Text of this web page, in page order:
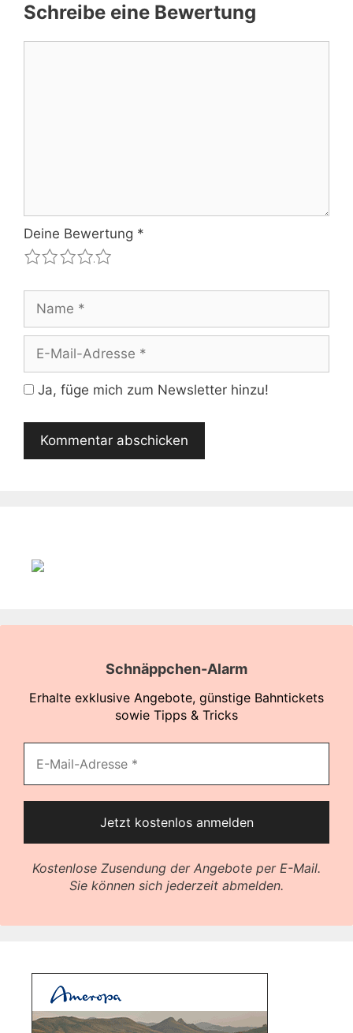
Schreibe eine Bewertung
Deine Bewertung *
4
3
2
1
Mail-
Adresse
Ja, füge mich zum Newsletter hinzu!
Schnäppchen-Alarm
Erhalte exklusive Angebote, günstige Bahntickets
sowie Tipps & Tricks
Kostenlose Zusendung der Angebote per E-Mail.
Sie können sich jederzeit abmelden.